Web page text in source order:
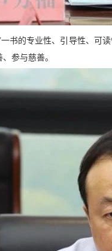
书的专业性、引导性、
参与慈善。